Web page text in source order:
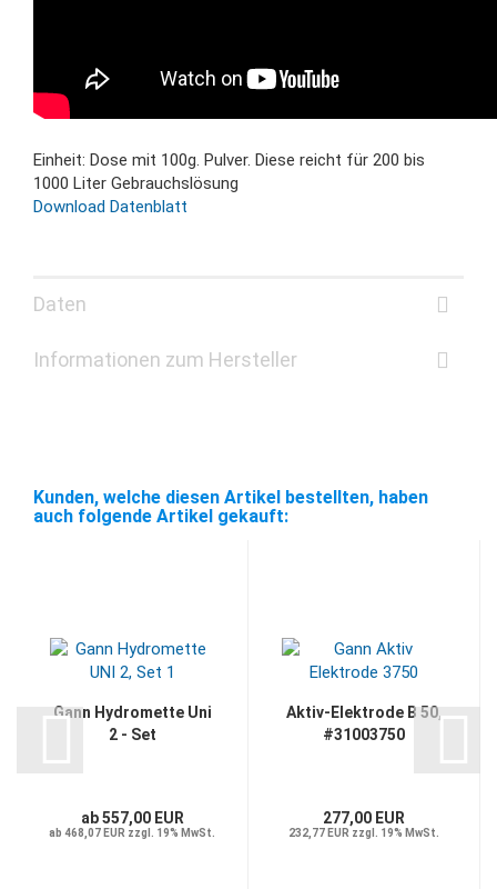
Einheit: Dose mit 100g. Pulver. Diese reicht für 200 bis
1000 Liter Gebrauchslösung
Download Datenblatt
Daten
Informationen zum Hersteller
Kunden, welche diesen Artikel bestellten, haben
auch folgende Artikel gekauft:
Gann Hydromette Uni
2 - Set
ab 557,00 EUR
ab 468,07 EUR zzgl. 19% MwSt.
Aktiv-Elektrode B 50,
#31003750
277,00 EUR
232,77 EUR zzgl. 19% MwSt.